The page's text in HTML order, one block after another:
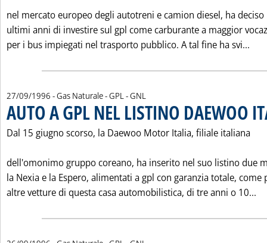
nel mercato europeo degli autotreni e camion diesel, ha deciso
ultimi anni di investire sul gpl come carburante a maggior
per i bus impiegati nel trasporto pubblico. A tal fine ha svi...
27/09/1996 - Gas Naturale - GPL - GNL
AUTO A GPL NEL LISTINO DAEWOO
Dal 15 giugno scorso, la Daewoo Motor Italia, filiale italiana
dell'omonimo gruppo coreano, ha inserito nel suo listino due
la Nexia e la Espero, alimentati a gpl con garanzia totale, come
altre vetture di questa casa automobilistica, di tre anni o 10...